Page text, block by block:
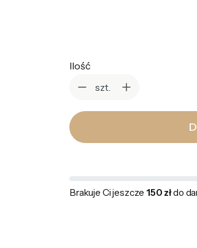
Ilość
szt.
Brakuje Ci jeszcze 150 złdo